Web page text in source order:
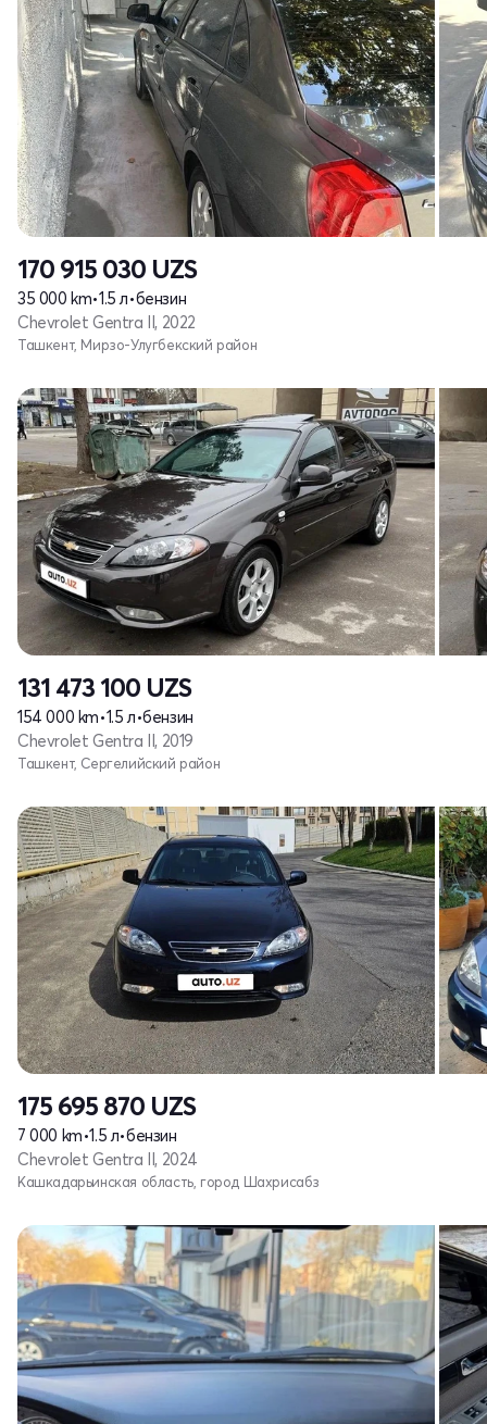
170 915 030 UZS
35 000 km•1.5 л•бензин
Chevrolet Gentra II, 2022
Ташкент, Мирзо-Улугбекский район
131 473 100 UZS
154 000 km•1.5 л•бензин
Chevrolet Gentra II, 2019
Ташкент, Сергелийский район
175 695 870 UZS
7 000 km•1.5 л•бензин
Chevrolet Gentra II, 2024
Кашкадарьинская область, город Шахрисабз